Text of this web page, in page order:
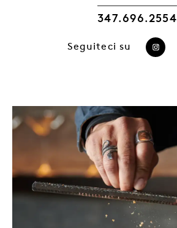
347.696.2554
Seguiteci su